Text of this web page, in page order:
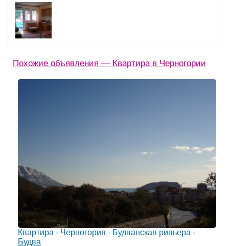
Похожие объявления — Квартира в Черногории
Квартира - Черногория - Будванская ривьера -
Будва